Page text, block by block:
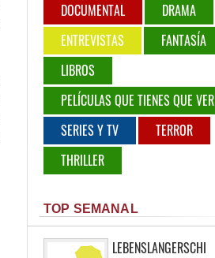
DOCUMENTAL
DRAMA
ENTREVISTAS
FANTASÍA
LIBROS
PELÍCULAS QUE TIENES QUE VER
SERIES Y TV
TERROR
THRILLER
TOP SEMANAL
LEBENSLANGERSCHI